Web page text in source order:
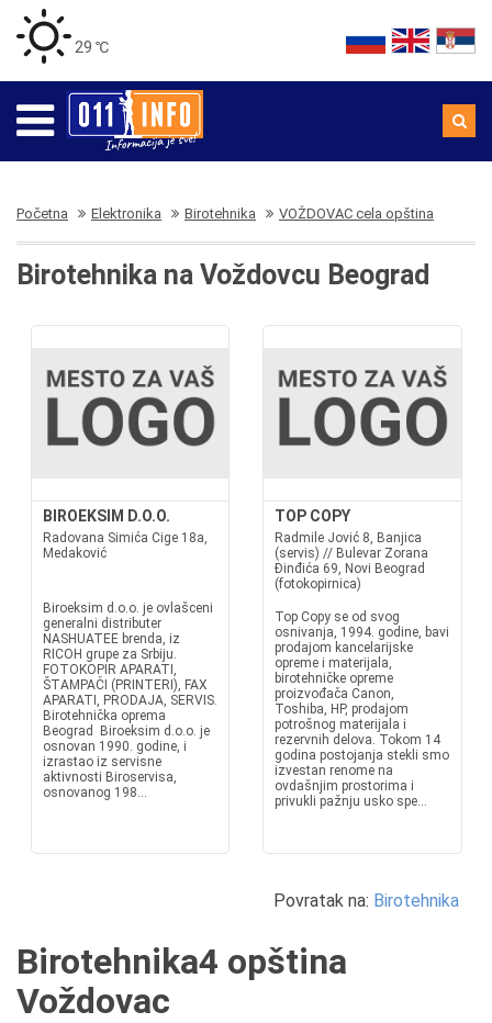
29 ℃
Početna Elektronika Birotehnika VOŽDOVAC cela opština
Birotehnika na Voždovcu Beograd
BIROEKSIM D.O.O.
Radovana Simića Cige 18a,
Medaković
Biroeksim d.o.o. je ovlašceni
generalni distributer
NASHUATEE brenda, iz
RICOH grupe za Srbiju.
FOTOKOPIR APARATI,
ŠTAMPAČI (PRINTERI), FAX
APARATI, PRODAJA, SERVIS.
Birotehnička oprema
Beograd Biroeksim d.o.o. je
osnovan 1990. godine, i
izrastao iz servisne
aktivnosti Biroservisa,
osnovanog 198...
TOP COPY
Radmile Jović 8, Banjica
(servis) // Bulevar Zorana
Đinđića 69, Novi Beograd
(fotokopirnica)
Top Copy se od svog
osnivanja, 1994. godine, bavi
prodajom kancelarijske
opreme i materijala,
birotehničke opreme
proizvođača Canon,
Toshiba, HP, prodajom
potrošnog materijala i
rezervnih delova. Tokom 14
godina postojanja stekli smo
izvestan renome na
ovdašnjim prostorima i
privukli pažnju usko spe...
Povratak na: Birotehnika
Birotehnika4 opština
Voždovac